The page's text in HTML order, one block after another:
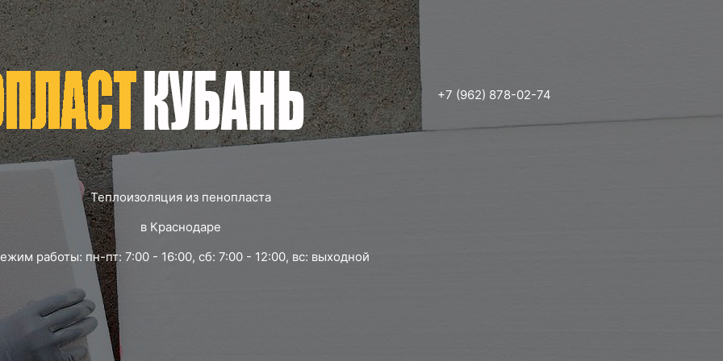
+7 (962) 878-02-74
Теплоизоляция из пенопласта
в Краснодаре
работы: пн-пт: 7:00 - 16:00, сб: 7:00 - 12:00, вс: выходной